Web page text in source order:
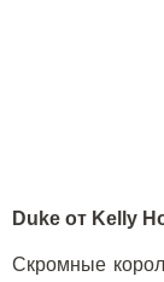
Duke от Kelly
Скромные